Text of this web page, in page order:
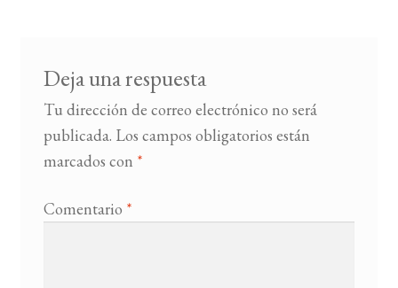
LISTA DE LIBROS
Deja una respuesta
Tu dirección de correo electrónico no será
publicada. Los campos obligatorios están
marcados con *
Comentario *